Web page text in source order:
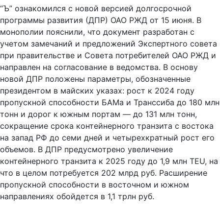
“Ъ” ознакомился с новой версией долгосрочной
программы развития (ДПР) ОАО РЖД от 15 июня. В
монополии пояснили, что документ разработан c
учетом замечаний и предложений Экспертного совета
при правительстве и Совета потребителей ОАО РЖД и
направлен на согласование в ведомства. В основу
новой ДПР положены параметры, обозначенные
президентом в майских указах: рост к 2024 году
пропускной способности БАМа и Транссиба до 180 млн
тонн и дорог к южным портам — до 131 млн тонн,
сокращение срока контейнерного транзита с востока
на запад РФ до семи дней и четырехкратный рост его
объемов. В ДПР предусмотрено увеличение
контейнерного транзита к 2025 году до 1,9 млн TEU, на
что в целом потребуется 202 млрд руб. Расширение
пропускной способности в восточном и южном
направлениях обойдется в 1,1 трлн руб.